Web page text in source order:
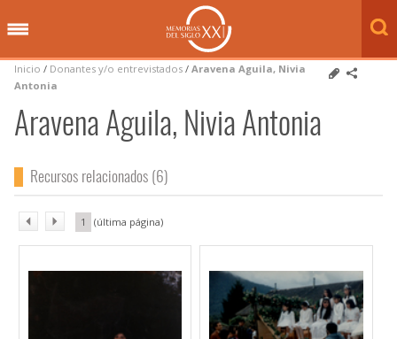
Inicio / Donantes y/o entrevistados / Aravena Aguila, Nivia
Antonia
Aravena Aguila, Nivia Antonia
Recursos relacionados (6)
1